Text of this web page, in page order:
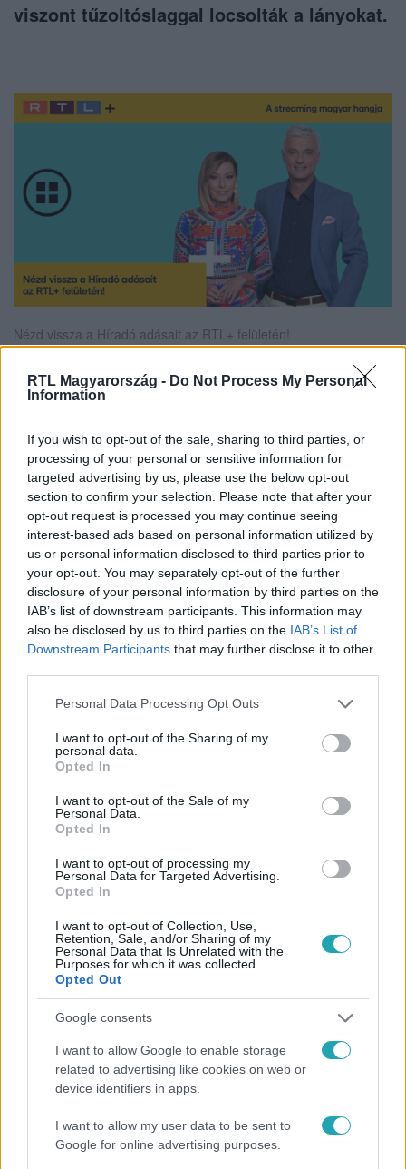
RTL Magyarország - Do Not Process My Personal
Information
If you wish to opt-out of the sale, sharing to third parties, or
processing of your personal or sensitive information for
targeted advertising by us, please use the below opt-out
section to confirm your selection. Please note that after your
opt-out request is processed you may continue seeing
interest-based ads based on personal information utilized by
us or personal information disclosed to third parties prior to
your opt-out. You may separately opt-out of the further
disclosure of your personal information by third parties on the
IAB’s list of downstream participants. This information may
also be disclosed by us to third parties on the IAB’s List of
Downstream Participants that may further disclose it to other
Please note that this website/app uses one or more Google
not limited to your visit or usage behaviour. You may click to
grant or deny consent to Google and its third-party tags to
use your data for below specified purposes in below Google
consent section.
Personal Data Processing Opt Outs
I want to opt-out of the Sharing of my
personal data.
Opted In
I want to opt-out of the Sale of my
Personal Data.
Opted In
I want to opt-out of processing my
Personal Data for Targeted Advertising.
Opted In
I want to opt-out of Collection, Use,
Retention, Sale, and/or Sharing of my
Personal Data that Is Unrelated with the
Purposes for which it was collected.
Opted Out
Google consents
I want to allow Google to enable storage
related to advertising like cookies on web or
device identifiers in apps.
I want to allow my user data to be sent to
Google for online advertising purposes.
viszont tűzoltóslaggal locsolták a lányokat.
Nézd vissza a Híradó adásait az RTL+ felületén!
Követem
HÍRADÓ #ADÁSRÉSZLETEK #VIDEÓ HÚSVÉT
LOCSOLKODÁS
SKANZEN HAGYOMÁNYŐRZÉS
MISKOLC #KÖLNI